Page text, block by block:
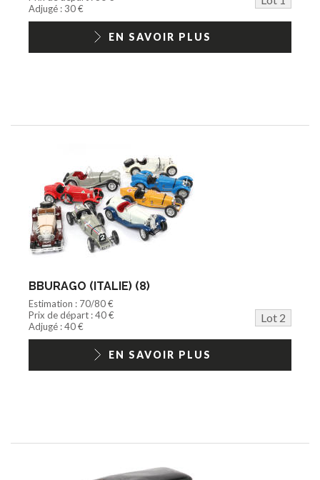
Jouets Fast Food
Trading cards
1/18ème moderne
Adjugé : 30 €
EN SAVOIR PLUS
BBURAGO (ITALIE) (8)
Estimation : 70/80 €
Prix de départ : 40 €
Lot 2
Adjugé : 40 €
EN SAVOIR PLUS